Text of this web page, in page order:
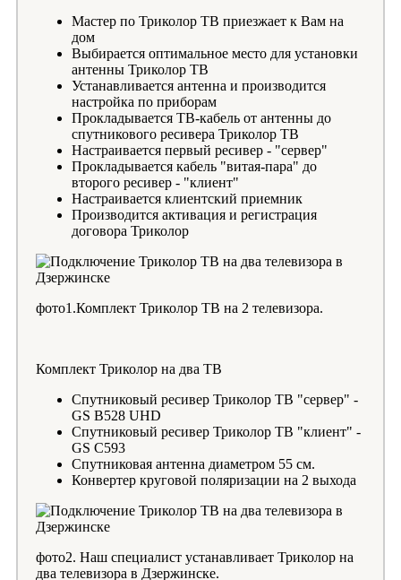
Мастер по Триколор ТВ приезжает к Вам на
дом
Выбирается оптимальное место для установки
антенны Триколор ТВ
Устанавливается антенна и производится
настройка по приборам
Прокладывается ТВ-кабель от антенны до
спутникового ресивера Триколор ТВ
Настраивается первый ресивер - "сервер"
Прокладывается кабель "витая-пара" до
второго ресивер - "клиент"
Настраивается клиентский приемник
Производится активация и регистрация
договора Триколор
фото1.Комплект Триколор ТВ на 2 телевизора.
Комплект Триколор на два ТВ
Спутниковый ресивер Триколор ТВ "сервер" -
GS B528 UHD
Спутниковый ресивер Триколор ТВ "клиент" -
GS C593
Спутниковая антенна диаметром 55 см.
Конвертер круговой поляризации на 2 выхода
фото2. Наш специалист устанавливает Триколор на
два телевизора в Дзержинске.